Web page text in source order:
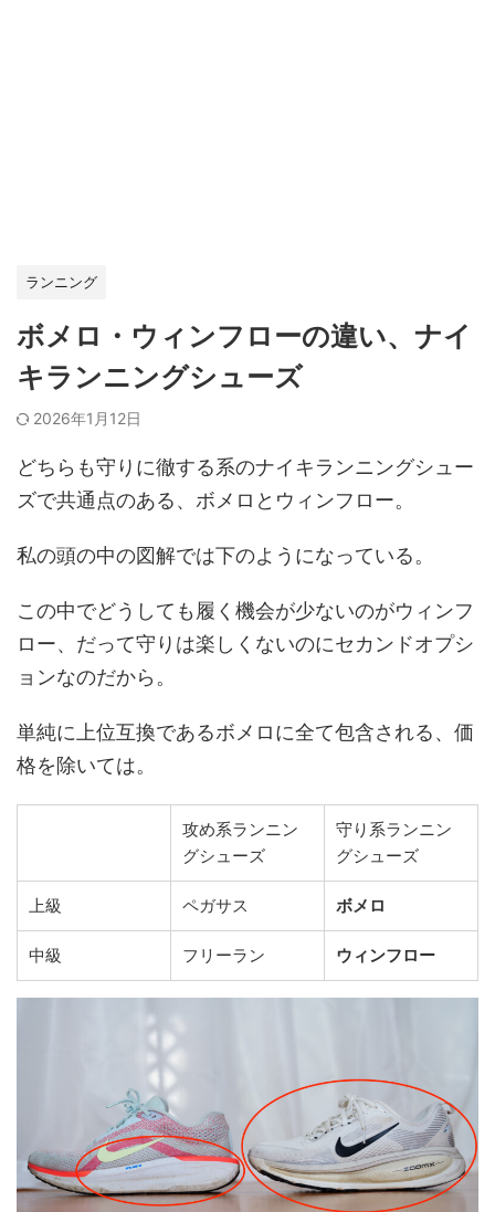
ランニング
ボメロ・ウィンフローの違い、ナイ
キランニングシューズ
2026年1月12日
どちらも守りに徹する系のナイキランニングシュー
ズで共通点のある、ボメロとウィンフロー。
私の頭の中の図解では下のようになっている。
この中でどうしても履く機会が少ないのがウィンフ
ロー、だって守りは楽しくないのにセカンドオプシ
ョンなのだから。
単純に上位互換であるボメロに全て包含される、価
格を除いては。
攻め系ランニン
グシューズ
守り系ランニン
グシューズ
上級 ペガサス ボメロ
中級 フリーラン ウィンフロー